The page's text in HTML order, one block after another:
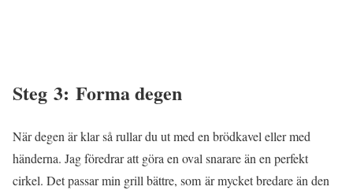
Steg 3: Forma degen
När degen är klar så rullar du ut med en brödkavel eller med
händerna. Jag föredrar att göra en oval snarare än en perfekt
cirkel. Det passar min grill bättre, som är mycket bredare än den